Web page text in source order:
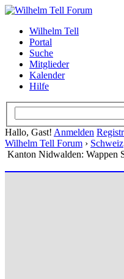
Wilhelm Tell
Portal
Suche
Mitglieder
Kalender
Hilfe
Hallo, Gast! Anmelden
Wilhelm Tell Forum › Schweiz
Kanton Nidwalden: Wappen